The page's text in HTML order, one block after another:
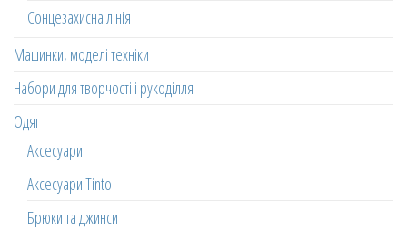
Сонцезахисна лінія
Машинки, моделі техніки
Набори для творчості і рукоділля
Одяг
Аксесуари
Аксесуари Tinto
Брюки та джинси